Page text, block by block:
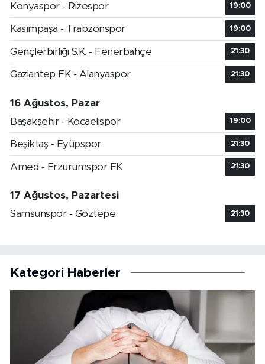
Konyaspor - Rizespor
19:00
Kasımpaşa - Trabzonspor 19:00
Gençlerbirliği S.K. - Fenerbahçe 21:30
Gaziantep FK - Alanyaspor 21:30
16 Ağustos, Pazar
Başakşehir - Kocaelispor
19:00
Beşiktaş - Eyüpspor 21:30
Amed - Erzurumspor FK 21:30
17 Ağustos, Pazartesi
Samsunspor - Göztepe
21:30
Kategori Haberler